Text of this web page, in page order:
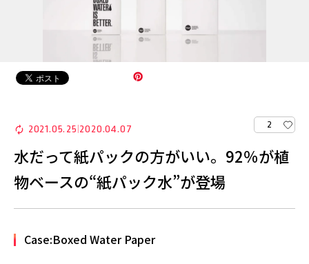
2021.05.25 2020.04.07 2
水だって紙パックの方がいい。92％が植
物ベースの“紙パック水”が登場
Case:Boxed Water Paper